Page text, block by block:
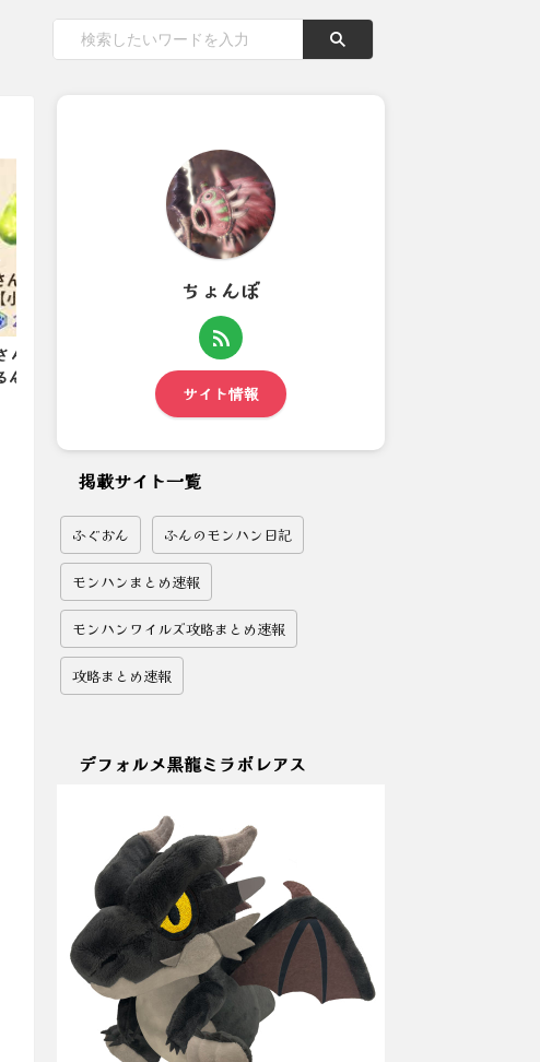
【モンハンNow】太刀装備っ
て連撃5弱特2か連撃2弱特...
ちょんぼ
サイト情報
掲載サイト一覧
ふぐおん ふんのモンハン日記
モンハンまとめ速報
モンハンワイルズ攻略まとめ速報
攻略まとめ速報
デフォルメ黒龍ミラボレアス